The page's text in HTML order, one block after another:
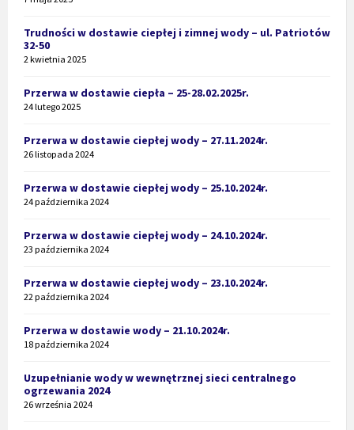
Trudności w dostawie ciepłej i zimnej wody – ul. Patriotów
32-50
2 kwietnia 2025
Przerwa w dostawie ciepła – 25-28.02.2025r.
24 lutego 2025
Przerwa w dostawie ciepłej wody – 27.11.2024r.
26 listopada 2024
Przerwa w dostawie ciepłej wody – 25.10.2024r.
24 października 2024
Przerwa w dostawie ciepłej wody – 24.10.2024r.
23 października 2024
Przerwa w dostawie ciepłej wody – 23.10.2024r.
22 października 2024
Przerwa w dostawie wody – 21.10.2024r.
18 października 2024
Uzupełnianie wody w wewnętrznej sieci centralnego
ogrzewania 2024
26 września 2024